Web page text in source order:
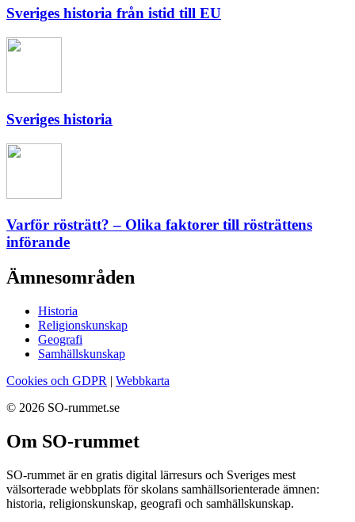
Sveriges historia från istid till EU
Sveriges historia
Varför rösträtt? – Olika faktorer till rösträttens
införande
Ämnesområden
Historia
Religionskunskap
Geografi
Samhällskunskap
Cookies och GDPR | Webbkarta
© 2026 SO-rummet.se
Om SO-rummet
SO-rummet är en gratis digital lärresurs och Sveriges mest
välsorterade webbplats för skolans samhällsorienterade ämnen:
historia, religionskunskap, geografi och samhällskunskap.